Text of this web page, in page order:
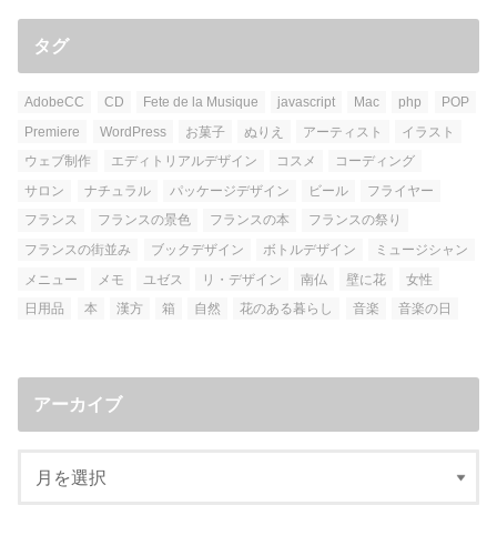
タグ
AdobeCC CD Fete de la Musique javascript Mac php
POP
Premiere
WordPress お菓子 ぬりえ アーティスト
イラスト
ウェブ制作
エディトリアルデザイン コスメ
コーディング
サロン
ナチュラル パッケージデザイン ビール
フライヤー
フランス
フランスの景色 フランスの本
フランスの祭り
フランスの街並み
ブックデザイン ボトルデザイン
ミュージシャン
メニュー
メモ ユゼス リ・デザイン 南仏 壁に花
女性
日用品
本 漢方 箱 自然 花のある暮らし 音楽 音楽の日
アーカイブ